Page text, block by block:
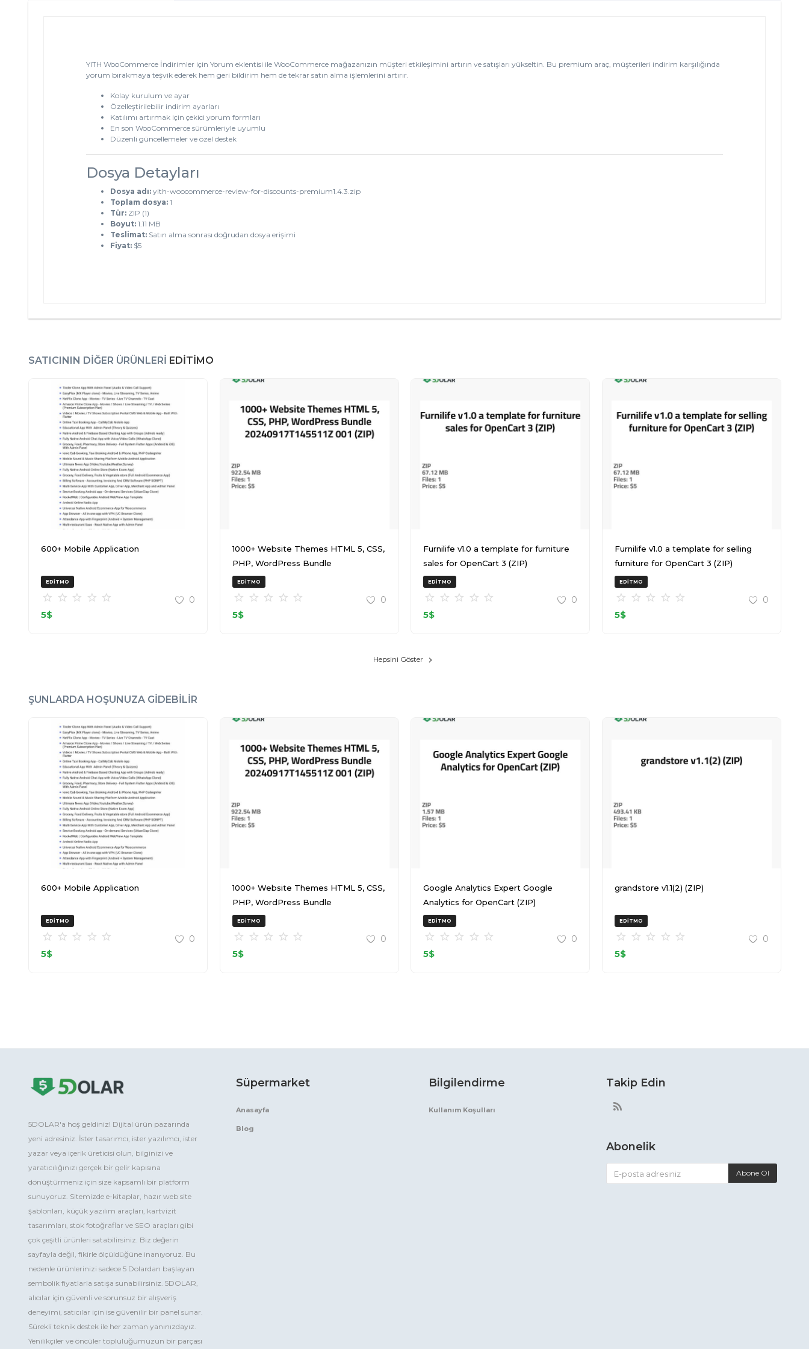
YITH WooCommerce İndirimler için Yorum eklentisi ile WooCommerce mağazanızın müşteri etkileşimini artırın ve satışları yükseltin. Bu premium araç, müşterileri indirim karşılığında
yorum bırakmaya teşvik ederek hem geri bildirim hem de tekrar satın alma işlemlerini artırır.
Kolay kurulum ve ayar
Özelleştirilebilir indirim ayarları
Katılımı artırmak için çekici yorum formları
En son WooCommerce sürümleriyle uyumlu
Düzenli güncellemeler ve özel destek
Dosya Detayları
Dosya adı: yith-woocommerce-review-for-discounts-premium1.4.3.zip
Toplam dosya: 1
Tür: ZIP (1)
Boyut: 1.11 MB
Teslimat: Satın alma sonrası doğrudan dosya erişimi
Fiyat: $5
SATICININ DIĞER ÜRÜNLERI EDITIMO
600+ Mobile Application
EDITMO
0
5$
1000+ Website Themes HTML 5, CSS,
PHP, WordPress Bundle
20240917T145511Z 001 (ZIP)
EDITMO
0
5$
Furnilife v1.0 a template for furniture
sales for OpenCart 3 (ZIP)
EDITMO
0
5$
Furnilife v1.0 a template for selling
furniture for OpenCart 3 (ZIP)
EDITMO
0
5$
Hepsini Göster
ŞUNLARDA HOŞUNUZA GIDEBILIR
600+ Mobile Application
EDITMO
0
5$
1000+ Website Themes HTML 5, CSS,
PHP, WordPress Bundle
20240917T145511Z 001 (ZIP)
EDITMO
0
5$
Google Analytics Expert Google
Analytics for OpenCart (ZIP)
EDITMO
0
5$
grandstore v1.1(2) (ZIP)
EDITMO
0
5$
5DOLAR'a hoş geldiniz! Dijital ürün pazarında
yeni adresiniz. İster tasarımcı, ister yazılımcı, ister
yazar veya içerik üreticisi olun, bilginizi ve
yaratıcılığınızı gerçek bir gelir kapısına
dönüştürmeniz için size kapsamlı bir platform
sunuyoruz. Sitemizde e-kitaplar, hazır web site
şablonları, küçük yazılım araçları, kartvizit
tasarımları, stok fotoğraflar ve SEO araçları gibi
çok çeşitli ürünleri satabilirsiniz. Biz değerin
sayfayla değil, fikirle ölçüldüğüne inanıyoruz. Bu
nedenle ürünlerinizi sadece 5 Dolardan başlayan
sembolik fiyatlarla satışa sunabilirsiniz. 5DOLAR,
alıcılar için güvenli ve sorunsuz bir alışveriş
deneyimi, satıcılar için ise güvenilir bir panel sunar.
Sürekli teknik destek ile her zaman yanınızdayız.
Yenilikçiler ve öncüler topluluğumuzun bir parçası
Süpermarket
Anasayfa
Blog
Bilgilendirme
Kullanım Koşulları
Takip Edin
Abonelik
Abone Ol